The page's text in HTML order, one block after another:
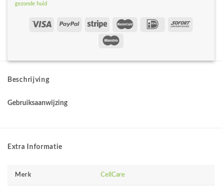
gezonde huid
Beschrijving
Gebruiksaanwijzing
Extra Informatie
Merk CellCare